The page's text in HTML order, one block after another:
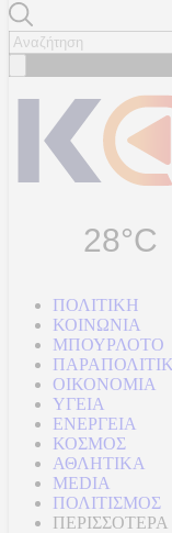
28°C
ΠΟΛΙΤΙΚΗ
ΚΟΙΝΩΝΙΑ
ΜΠΟΥΡΛΟΤΟ
ΟΙΚΟΝΟΜΙΑ
ΥΓΕΙΑ
ΕΝΕΡΓΕΙΑ
ΚΟΣΜΟΣ
ΑΘΛΗΤΙΚΑ
MEDIA
ΠΟΛΙΤΙΣΜΟΣ
ΠΕΡΙΣΣΟΤΕΡΑ